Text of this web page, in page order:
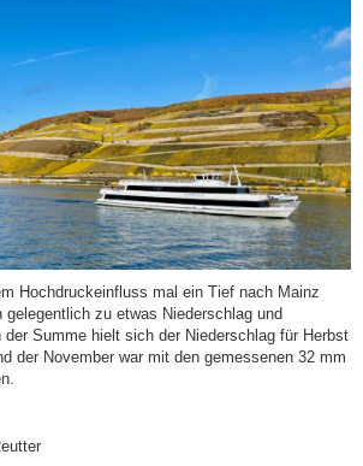
Hochdruckeinfluss mal ein Tief nach Mainz
zu etwas Niederschlag und
Summe hielt sich der Niederschlag für Herbst
der November war mit den gemessenen 32 mm